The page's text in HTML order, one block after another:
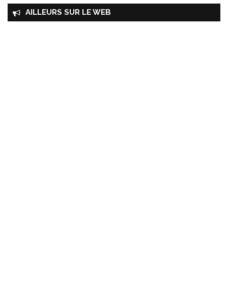
AILLEURS SUR LE WEB